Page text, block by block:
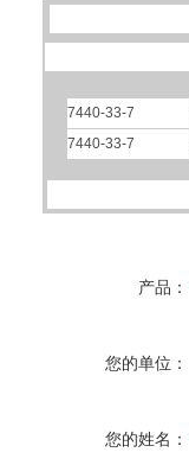
7440-33-7
7440-33-7
产品：
您的单位：
您的姓名：